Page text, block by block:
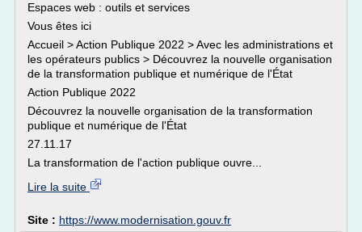
Espaces web : outils et services
Vous êtes ici
Accueil > Action Publique 2022 > Avec les administrations et
les opérateurs publics > Découvrez la nouvelle organisation
de la transformation publique et numérique de l'État
Action Publique 2022
Découvrez la nouvelle organisation de la transformation
publique et numérique de l'État
27.11.17
La transformation de l'action publique ouvre...
Lire la suite
Site : https://www.modernisation.gouv.fr